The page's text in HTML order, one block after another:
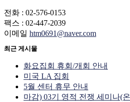
전화 : 02-576-0153
팩스 : 02-447-2039
이메일 htm0691@naver.com
최근 게시물
화요집회 휴회/개회 안내
미국 LA 집회
5월 센터 휴무 안내
마감) 03기 영적 전쟁 세미나(